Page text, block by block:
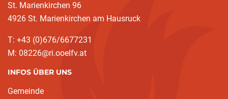
St. Marienkirchen 96
4926 St. Marienkirchen am Hausruck
T: +43 (0)676/6677231
M: 08226@ri.ooelfv.at
INFOS ÜBER UNS
Gemeinde